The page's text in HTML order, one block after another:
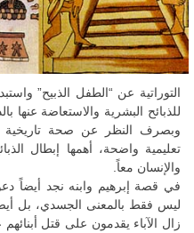
التوراتية عن “الطفل الذبيح”
للذبائح البشرية والاستعاضة عنها
وبصرف النظر عن صحة
تعليمية واضحة، أهمها إبطال
والإنسان معاً.
في قصة إبرهيم وابنه نجد أيضاً
ليس فقط بالمعنى الجسدي، بل
زال الآباء يقدمون على قتل